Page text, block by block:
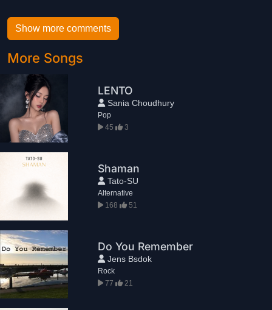
Show more comments
More Songs
LENTO
Sania Choudhury
Pop
45
3
Shaman
Tato-SU
Alternative
168
51
Do You Remember
Jens Bsdok
Rock
77
21